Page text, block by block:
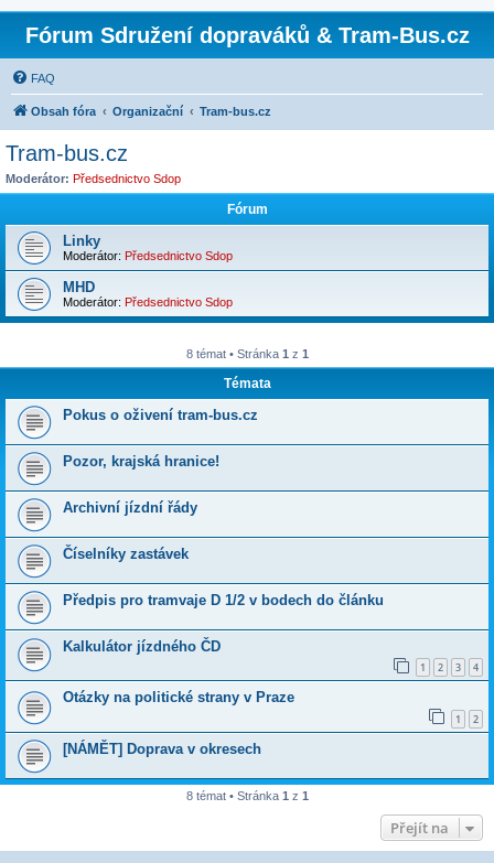
Fórum Sdružení dopraváků & Tram-Bus.cz
FAQ
Obsah fóra Organizační Tram-bus.cz
Tram-bus.cz
Moderátor: Předsednictvo Sdop
Fórum
Linky
Moderátor: Předsednictvo Sdop
MHD
Moderátor: Předsednictvo Sdop
8 témat • Stránka 1 z 1
Témata
Pokus o oživení tram-bus.cz
Pozor, krajská hranice!
Archivní jízdní řády
Číselníky zastávek
Předpis pro tramvaje D 1/2 v bodech do článku
Kalkulátor jízdného ČD
1 2 3 4
Otázky na politické strany v Praze
1 2
[NÁMĚT] Doprava v okresech
8 témat • Stránka 1 z 1
Přejít na